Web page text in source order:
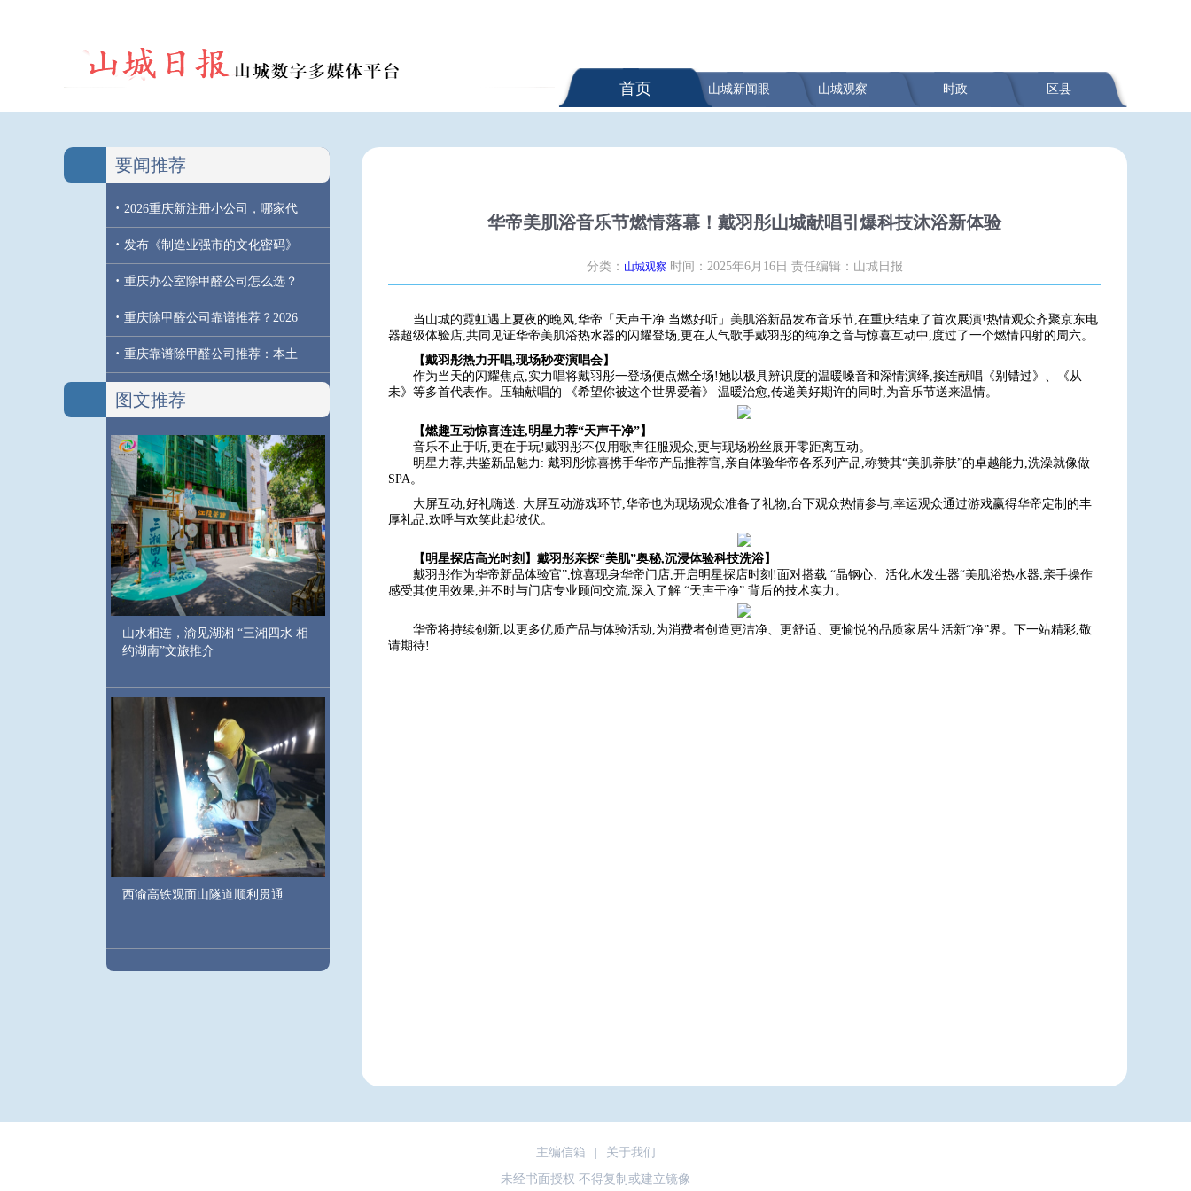
首页 山城新闻眼 山城观察 时政 区县
要闻推荐
· 2026重庆新注册小公司，哪家代
· 发布《制造业强市的文化密码》
· 重庆办公室除甲醛公司怎么选？
· 重庆除甲醛公司靠谱推荐？2026
· 重庆靠谱除甲醛公司推荐：本土
图文推荐
山水相连，渝见湖湘 “三湘四水 相
约湖南”文旅推介
西渝高铁观面山隧道顺利贯通
华帝美肌浴音乐节燃情落幕！戴羽彤山城献唱引爆科技沐浴新体验
分类： 山城观察 时间：2025年6月16日 责任编辑：山城日报
当山城的霓虹遇上夏夜的晚风,华帝「天声干净 当燃好听」美肌浴新品发布音乐节,在重庆结束了首次展演!热情观众齐聚京东电
器超级体验店,共同见证华帝美肌浴热水器的闪耀登场,更在人气歌手戴羽彤的纯净之音与惊喜互动中,度过了一个燃情四射的周六。
【戴羽彤热力开唱,现场秒变演唱会】
作为当天的闪耀焦点,实力唱将戴羽彤一登场便点燃全场!她以极具辨识度的温暖嗓音和深情演绎,接连献唱《别错过》、《从
未》等多首代表作。压轴献唱的 《希望你被这个世界爱着》 温暖治愈,传递美好期许的同时,为音乐节送来温情。
【燃趣互动惊喜连连,明星力荐“天声干净”】
音乐不止于听,更在于玩!戴羽彤不仅用歌声征服观众,更与现场粉丝展开零距离互动。
明星力荐,共鉴新品魅力: 戴羽彤惊喜携手华帝产品推荐官,亲自体验华帝各系列产品,称赞其“美肌养肤”的卓越能力,洗澡就像做
SPA。
大屏互动,好礼嗨送: 大屏互动游戏环节,华帝也为现场观众准备了礼物,台下观众热情参与,幸运观众通过游戏赢得华帝定制的丰
厚礼品,欢呼与欢笑此起彼伏。
【明星探店高光时刻】戴羽彤亲探“美肌”奥秘,沉浸体验科技洗浴】
戴羽彤作为华帝新品体验官”,惊喜现身华帝门店,开启明星探店时刻!面对搭载 “晶钢心、活化水发生器“美肌浴热水器,亲手操作
感受其使用效果,并不时与门店专业顾问交流,深入了解 “天声干净” 背后的技术实力。
华帝将持续创新,以更多优质产品与体验活动,为消费者创造更洁净、更舒适、更愉悦的品质家居生活新“净”界。下一站精彩,敬
请期待!
主编信箱
关于我们
未经书面授权 不得复制或建立镜像